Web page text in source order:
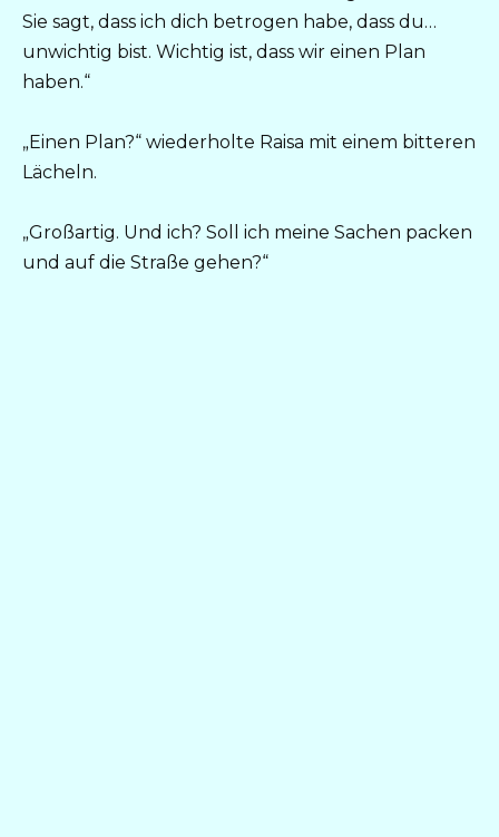
Sie sagt, dass ich dich betrogen habe, dass du…
unwichtig bist. Wichtig ist, dass wir einen Plan
haben.“
„Einen Plan?“ wiederholte Raisa mit einem bitteren
Lächeln.
„Großartig. Und ich? Soll ich meine Sachen packen
und auf die Straße gehen?“